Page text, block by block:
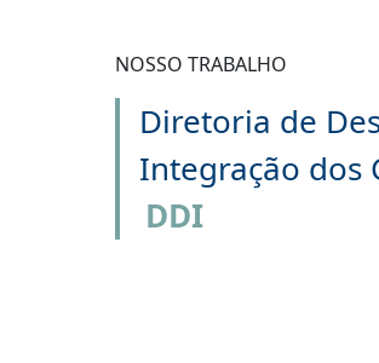
NOSSO TRABALHO
Diretoria de
Integração dos
DDI